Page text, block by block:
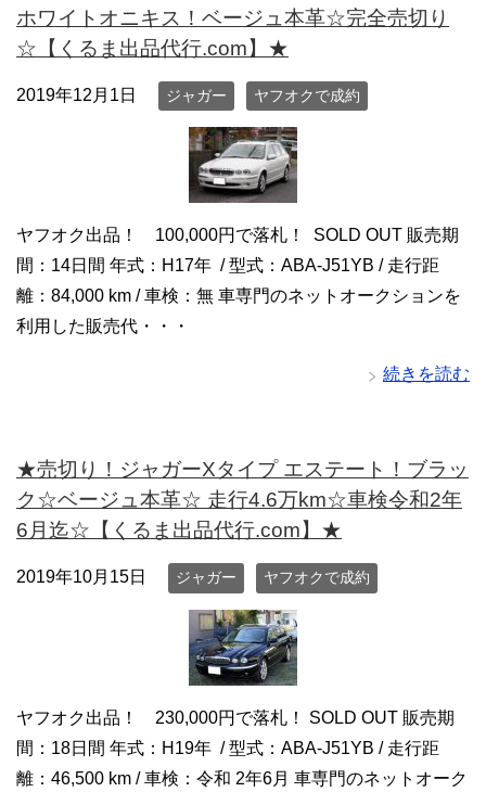
ホワイトオニキス！ベージュ本革☆完全売切り
☆【くるま出品代行.com】★
2019年12月1日 ジャガー ヤフオクで成約
ヤフオク出品！ 100,000円で落札！ SOLD OUT 販売期
間：14日間 年式：H17年 / 型式：ABA-J51YB / 走行距
離：84,000 km / 車検：無 車専門のネットオークションを
利用した販売代・・・
続きを読む
★売切り！ジャガーXタイプ エステート！ブラッ
ク☆ベージュ本革☆ 走行4.6万km☆車検令和2年
6月迄☆【くるま出品代行.com】★
2019年10月15日 ジャガー ヤフオクで成約
ヤフオク出品！ 230,000円で落札！ SOLD OUT 販売期
間：18日間 年式：H19年 / 型式：ABA-J51YB / 走行距
離：46,500 km / 車検：令和 2年6月 車専門のネットオーク